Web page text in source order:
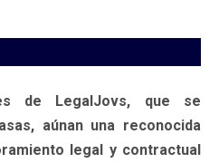
de LegalJovs, que se
aúnan una reconocida
legal y contractual